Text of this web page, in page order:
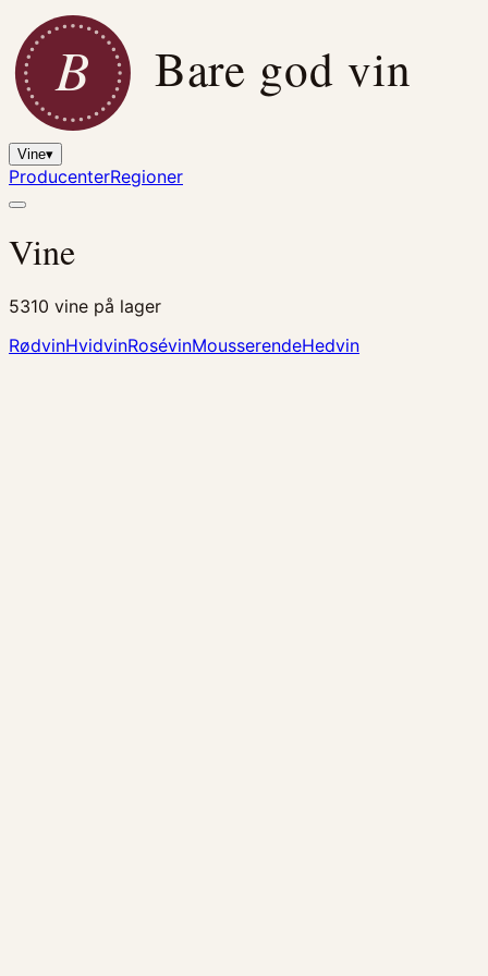
B Bare god vin
Vine▾
ProducenterRegioner
Vine
5310 vine på lager
RødvinHvidvinRosévinMousserendeHedvin